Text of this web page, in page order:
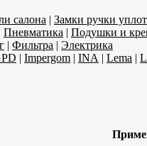
салона | Замки ручки
Пневматика | Подушки и
| Фильтра | Электрика
| Impergom | INA | Lema |